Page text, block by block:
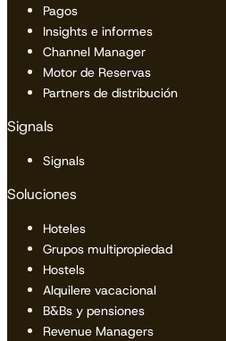
Pagos
Insights e informes
Channel Manager
Motor de Reservas
Partners de distribución
Signals
Signals
Soluciones
Hoteles
Grupos multipropiedad
Hostels
Alquilere vacacional
B&Bs y pensiones
Revenue Managers